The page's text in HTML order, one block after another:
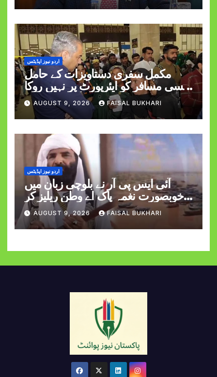
اردو نیوز اپڈیٹس
مکمل سفری دستاویزات کے حامل
کسی مسافر کو ایئرپورٹ پر نہیں روکا
جائے گا وزیر داخلہ
AUGUST 9, 2026 FAISAL BUKHARI
اردو نیوز اپڈیٹس
آئی ایس پی آر نے بلوچی زبان میں
خوبصورت نغمہ پاک اے وطن ریلیز کر
دیاAUGUST 9, 2026 FAISAL BUKHARI